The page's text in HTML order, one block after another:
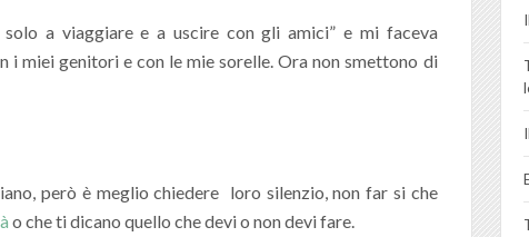
a viaggiare e a uscire con gli amici” e mi faceva
i miei genitori e con le mie sorelle. Ora non smettono di
però è meglio chiedere loro silenzio, non far si che
o che ti dicano quello che devi o non devi fare.